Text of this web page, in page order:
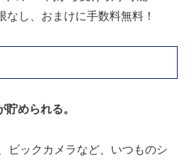
し、おまけに手数料無料！
められる。
ビックカメラなど、いつものシ